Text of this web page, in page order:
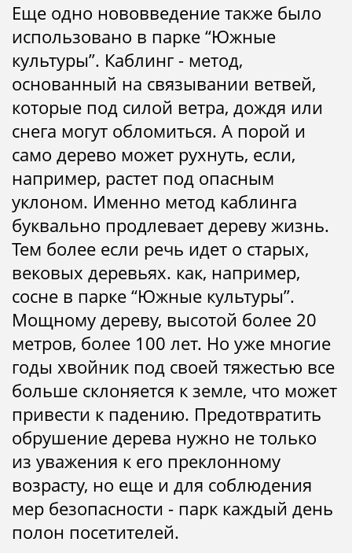
Еще одно нововведение также было
использовано в парке “Южные
культуры”. Каблинг - метод,
основанный на связывании ветвей,
которые под силой ветра, дождя или
снега могут обломиться. А порой и
само дерево может рухнуть, если,
например, растет под опасным
уклоном. Именно метод каблинга
буквально продлевает дереву жизнь.
Тем более если речь идет о старых,
вековых деревьях. как, например,
сосне в парке “Южные культуры”.
Мощному дереву, высотой более 20
метров, более 100 лет. Но уже многие
годы хвойник под своей тяжестью все
больше склоняется к земле, что может
привести к падению. Предотвратить
обрушение дерева нужно не только
из уважения к его преклонному
возрасту, но еще и для соблюдения
мер безопасности - парк каждый день
полон посетителей.